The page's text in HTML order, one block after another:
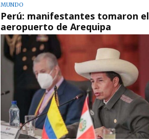
MUNDO
Perú: manifestantes tomaron el
aeropuerto de Arequipa